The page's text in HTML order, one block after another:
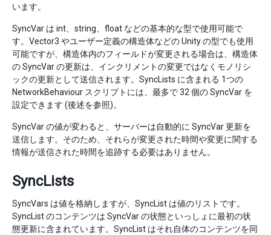
います。
SyncVar は int、string、float などの基本的な型で使用可能で
す。Vector3 やユーザー定義の構造体などの Unity の型でも使用
可能ですが、構造体内のフィールドが変更される場合は、構造体
の SyncVar の更新は、インクリメントの変更ではなくモノリシ
ックの更新として送信されます。SyncLists に含まれる 1つの
NetworkBehaviour スクリプトには、最多で 32 個の SyncVar を
設定できます (後述を参照)。
SyncVar の値が変わると、サーバーは自動的に SyncVar 更新を
送信します。そのため、それらが変更された時間や変更に関する
情報が送信された時間を追跡する必要はありません。
SyncLists
SyncVars は値を格納しますが、SyncList は値のリストです。
SyncList のコンテンツは SyncVar の状態といっしょに最初の状
態更新に含まれています。SyncList はそれ自体のコンテンツを同